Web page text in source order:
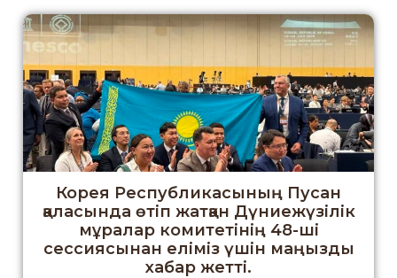
Корея Республикасының Пусан
қаласында өтіп жатқан Дүниежүзілік
мұралар комитетінің 48-ші
сессиясынан еліміз үшін маңызды
хабар жетті.